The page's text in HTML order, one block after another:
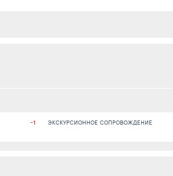
-1 ЭКСКУРСИОННОЕ СОПРОВОЖДЕНИЕ